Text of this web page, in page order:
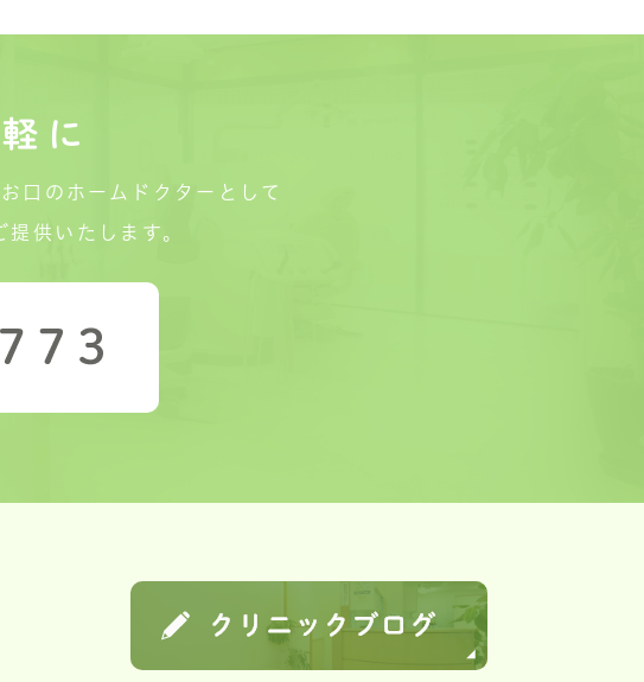
に
口のホームドクターとして
供いたします。